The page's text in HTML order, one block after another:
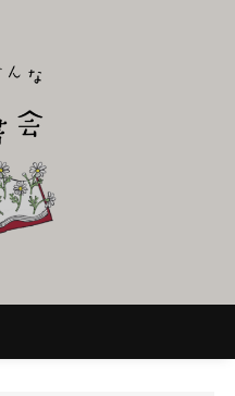
ごきげんな読
ルOK！のんびり読書会~